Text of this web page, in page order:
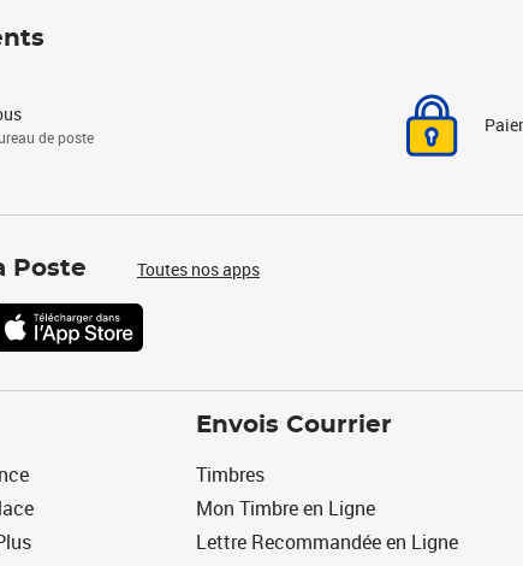
de poste
Poste Toutes nos apps
Envois Courrier
Timbres
Mon Timbre en Ligne
Lettre Recommandée en Ligne